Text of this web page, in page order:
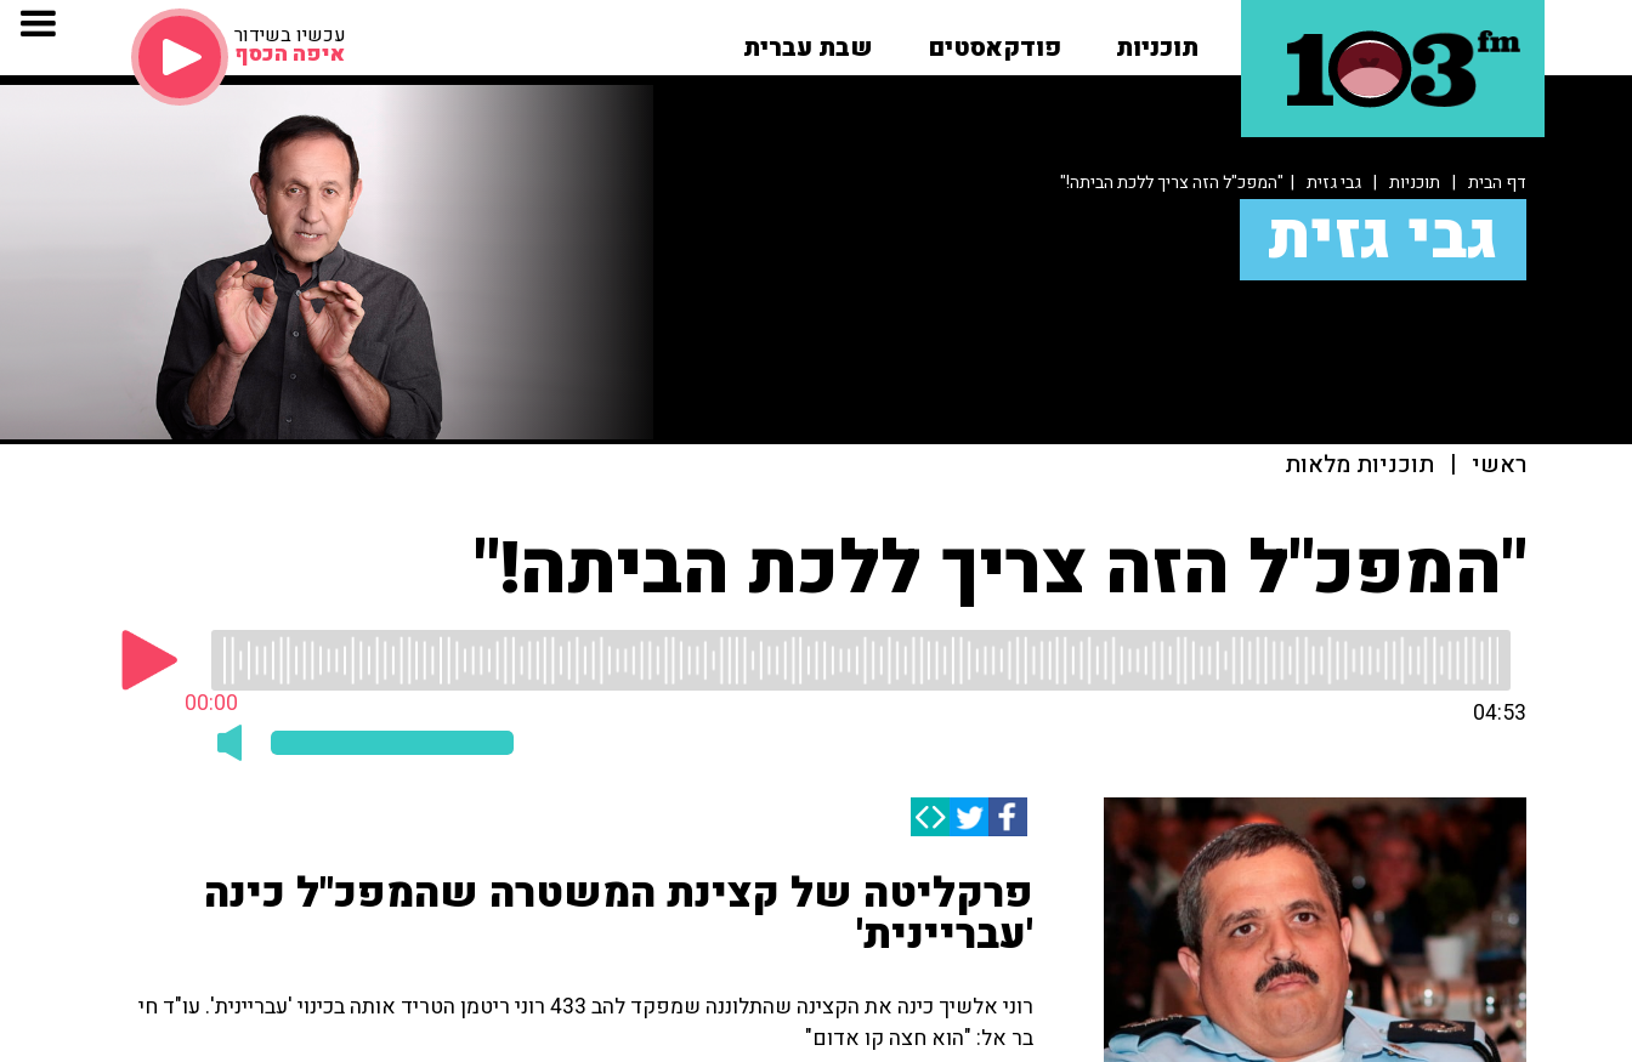
תוכניות פודקאסטים שבת עברית עכשיו בשידור
איפה הכסף
דף הבית | תוכניות | גבי גזית | "המפכ"ל הזה צריך ללכת הביתה!"
גבי גזית
ראשי | תוכניות מלאות
"המפכ"ל הזה צריך ללכת הביתה!"
00:00 04:53
פרקליטה של קצינת המשטרה שהמפכ"ל כינה
'עבריינית'
רוני אלשיך כינה את הקצינה שהתלוננה שמפקד להב 433 רוני ריטמן הטריד אותה בכינוי 'עבריינית'. עו"ד חי
בר אל: "הוא חצה קו אדום"